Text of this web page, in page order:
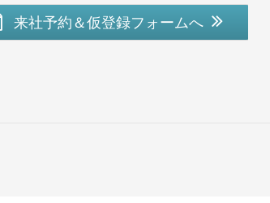
来社予約＆仮登録フォームへ